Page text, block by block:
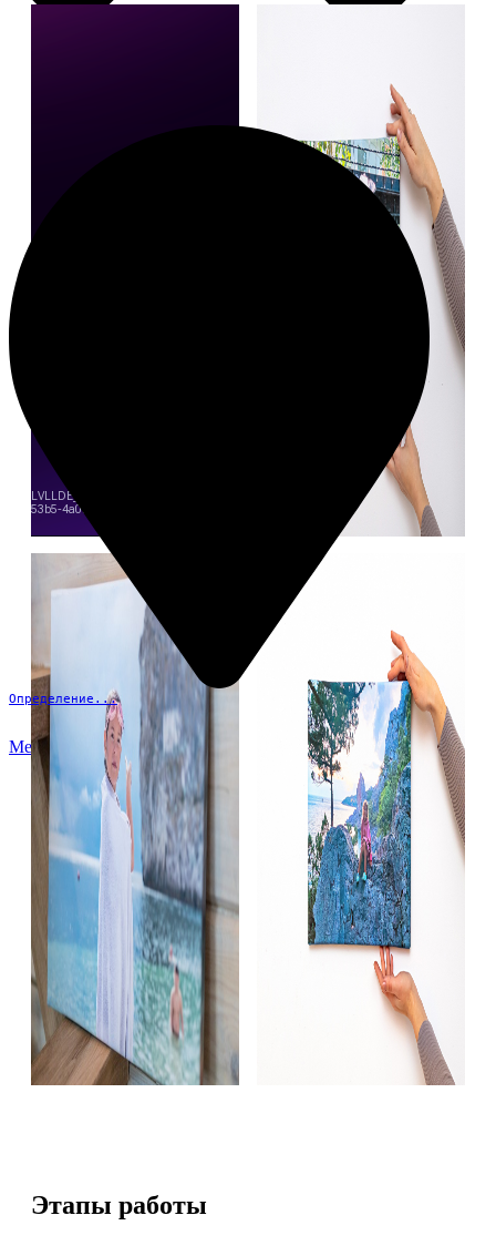
Определение...
Меню
Этапы работы